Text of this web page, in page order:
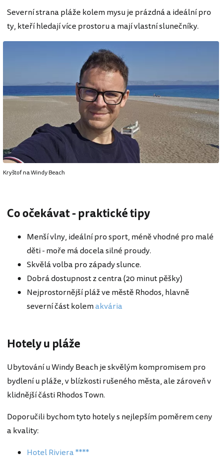
Severní strana pláže kolem mysu je prázdná a ideální pro
ty, kteří hledají více prostoru a mají vlastní slunečníky.
Kryštof na Windy Beach
Co očekávat - praktické tipy
Menší vlny, ideální pro sport, méně vhodné pro malé
děti - moře má docela silné proudy.
Skvělá volba pro západy slunce.
Dobrá dostupnost z centra (20 minut pěšky)
Nejprostornější pláž ve městě Rhodos, hlavně
severní část kolemakvária
Hotely u pláže
Ubytování u Windy Beach je skvělým kompromisem pro
bydlení u pláže, v blízkosti rušeného města, ale zároveň v
klidnější části Rhodos Town.
Doporučili bychom tyto hotely s nejlepším poměrem ceny
a kvality:
Hotel Riviera ****